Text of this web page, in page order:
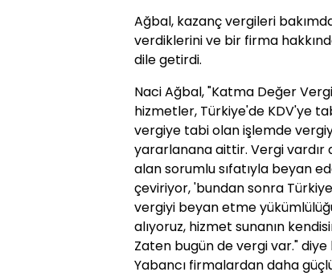
Ağbal, kazanç vergileri
verdiklerini ve bir firma
dile getirdi.
Naci Ağbal, "Katma Değer
hizmetler, Türkiye'de KDV'ye
vergiye tabi olan işlemde
yararlanana aittir. Vergi vardır
alan sorumlu sıfatıyla beyan
çeviriyor, 'bundan sonra
vergiyi beyan etme
alıyoruz, hizmet sunanın
Zaten bugün de vergi var." diye
Yabancı firmalardan daha